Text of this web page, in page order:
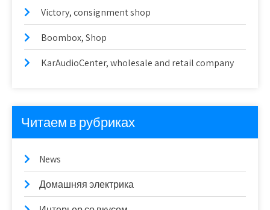
Victory, consignment shop
Boombox, Shop
KarAudioCenter, wholesale and retail company
Читаем в рубриках
News
Домашняя электрика